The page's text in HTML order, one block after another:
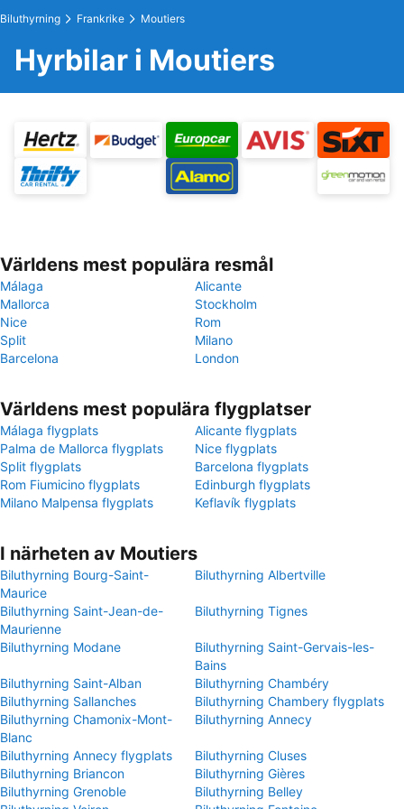
Biluthyrning Frankrike Moutiers
Hyrbilar i Moutiers
Världens mest populära resmål
Málaga
Alicante
Mallorca
Stockholm
Nice
Rom
Split
Milano
Barcelona
London
Världens mest populära flygplatser
Málaga flygplats
Alicante flygplats
Palma de Mallorca flygplats
Nice flygplats
Split flygplats
Barcelona flygplats
Rom Fiumicino flygplats
Edinburgh flygplats
Milano Malpensa flygplats
Keflavík flygplats
I närheten av Moutiers
Biluthyrning Bourg-Saint-
Maurice
Biluthyrning Albertville
Biluthyrning Saint-Jean-de-
Maurienne
Biluthyrning Tignes
Biluthyrning Modane
Biluthyrning Saint-Gervais-les-
Bains
Biluthyrning Saint-Alban
Biluthyrning Chambéry
Biluthyrning Sallanches
Biluthyrning Chambery flygplats
Biluthyrning Chamonix-Mont-
Blanc
Biluthyrning Annecy
Biluthyrning Annecy flygplats
Biluthyrning Cluses
Biluthyrning Briancon
Biluthyrning Gières
Biluthyrning Grenoble
Biluthyrning Belley